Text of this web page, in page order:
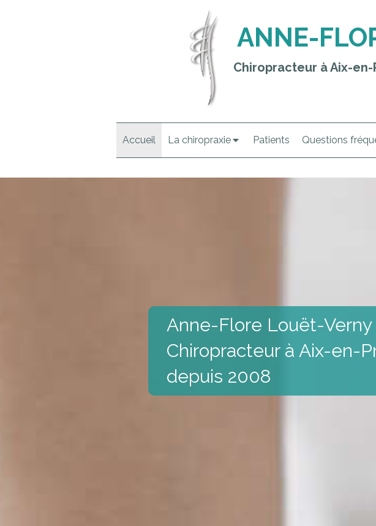
ANNE-
Chiropracteur à Aix-
Accueil La chiropraxie Patients Questions
Anne-Flore Louët-Verny
Chiropracteur à Aix-en-
depuis 2008